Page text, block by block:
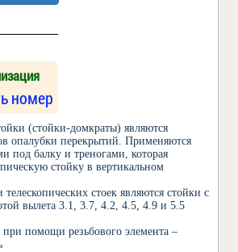
номер
(стойки-домкраты) являются
опалубки перекрытий. Применяются
под балку и треногами, которая
стойку в вертикальном
стоек являются стойки с
вылета 3.1, 3.7, 4.2, 4.5, 4.9 и 5.5
при помощи резьбового элемента –